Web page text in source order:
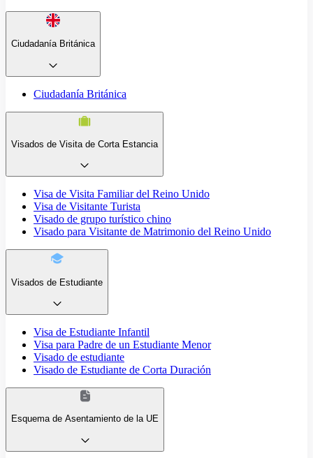
Ciudadanía Británica
Ciudadanía Británica
Visados de Visita de Corta Estancia
Visa de Visita Familiar del Reino Unido
Visa de Visitante Turista
Visado de grupo turístico chino
Visado para Visitante de Matrimonio del Reino Unido
Visados de Estudiante
Visa de Estudiante Infantil
Visa para Padre de un Estudiante Menor
Visado de estudiante
Visado de Estudiante de Corta Duración
Esquema de Asentamiento de la UE